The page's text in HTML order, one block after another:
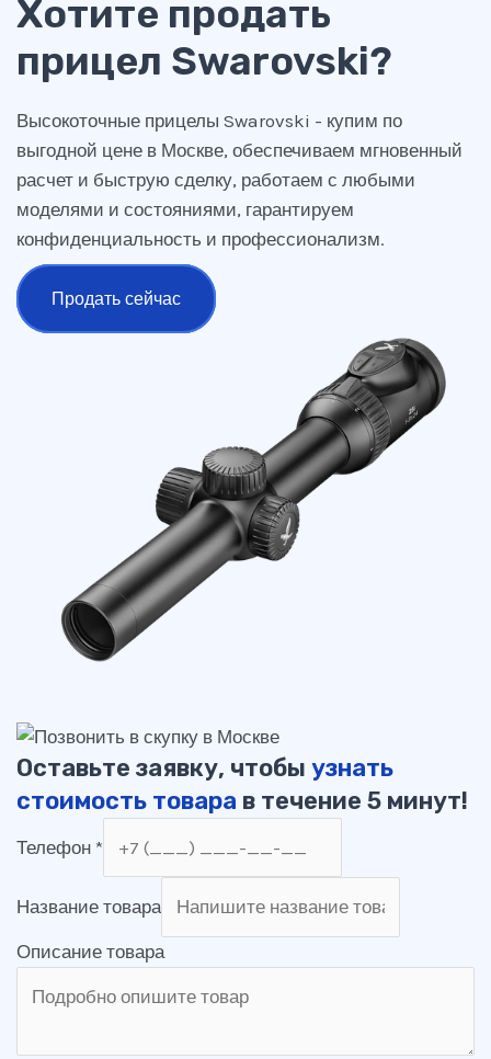
Хотите продать
прицел Swarovski?
Высокоточные прицелы Swarovski - купим по
выгодной цене в Москве, обеспечиваем мгновенный
расчет и быструю сделку, работаем с любыми
моделями и состояниями, гарантируем
конфиденциальность и профессионализм.
Продать сейчас
Оставьте заявку, чтобы узнать
стоимость товара в течение 5 минут!
Телефон *
Название товара
Описание товара